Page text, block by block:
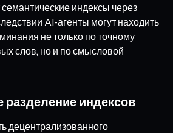
индексы через
AI-агенты могут находить
не только по точному
слов, но и по смысловой
разделение индексов
децентрализованного